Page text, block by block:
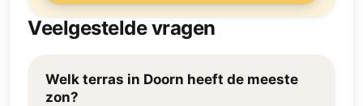
Veelgestelde vragen
Welk terras in Doorn heeft de meeste
zon?